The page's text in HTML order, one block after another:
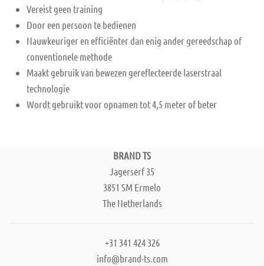
Vereist geen training
Door een persoon te bedienen
Nauwkeuriger en efficiënter dan enig ander gereedschap of
conventionele methode
Maakt gebruik van bewezen gereflecteerde laserstraal
technologie
Wordt gebruikt voor opnamen tot 4,5 meter of beter
BRAND TS
Jagerserf 35
3851 SM Ermelo
The Netherlands
+31 341 424 326
info@brand-ts.com